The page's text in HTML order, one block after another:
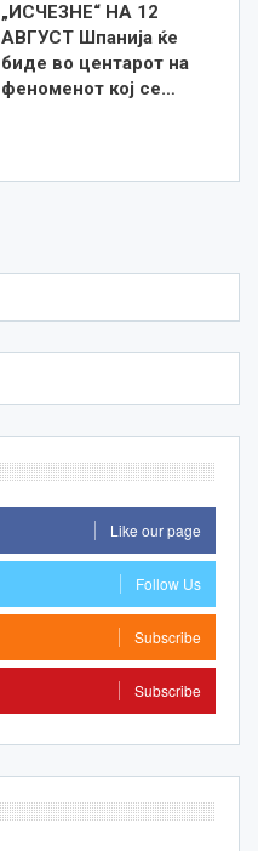
„ИСЧЕЗНЕ“ НА 12
АВГУСТ Шпанија ќе
биде во центарот на
феноменот кој се…
Like our page
Follow Us
Subscribe
Subscribe